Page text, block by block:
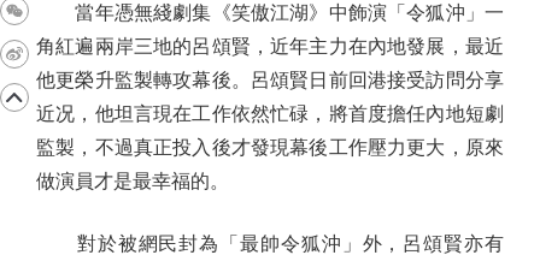
當年憑無綫劇集《笑傲江湖》中飾演「令狐沖」一
角紅遍兩岸三地的呂頌賢，近年主力在內地發展，最近
他更榮升監製轉攻幕後。呂頌賢日前回港接受訪問分享
近况，他坦言現在工作依然忙碌，將首度擔任內地短劇
監製，不過真正投入後才發現幕後工作壓力更大，原來
做演員才是最幸福的。
對於被網民封為「最帥令狐沖」外，呂頌賢亦有